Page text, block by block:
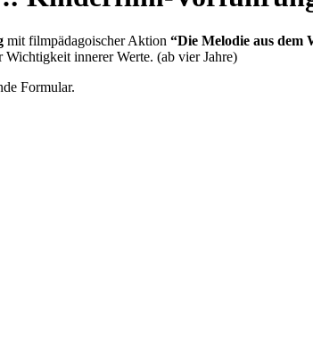
mit filmpädagoischer Aktion “Die Melodie aus dem
Wichtigkeit innerer Werte. (ab vier Jahre)
Formular.